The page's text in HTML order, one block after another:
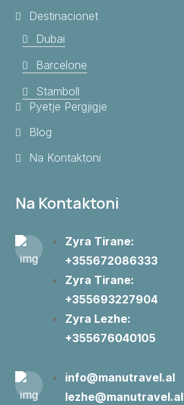
Destinacionet
Dubai
Barcelone
Stamboll
Pyetje Pergjigje
Blog
Na Kontaktoni
Na Kontaktoni
Zyra Tirane:
+355672086333
Zyra Tirane:
+355693227904
Zyra Lezhe:
+355676040105
info@manutravel.al
lezhe@manutravel.al